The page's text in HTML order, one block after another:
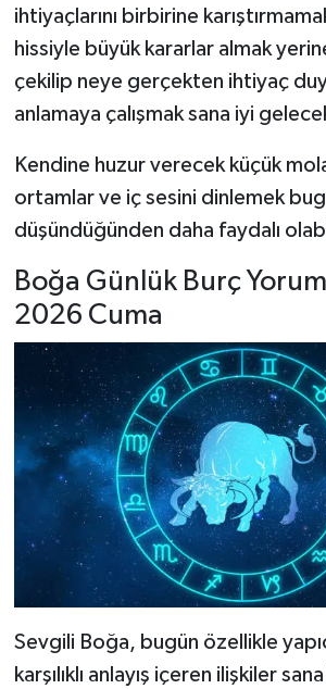
ihtiyaçlarını birbirine
hissiyle büyük kararlar almak
çekilip neye gerçekten ihtiyaç
anlamaya çalışmak sana iyi
Kendine huzur verecek küçük
ortamlar ve iç sesini dinlemek
düşündüğünden daha faydalı
Boğa Günlük Burç
2026 Cuma
Sevgili Boğa, bugün özellikle
karşılıklı anlayış içeren ilişkiler